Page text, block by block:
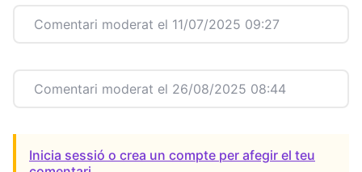
Comentari moderat el 11/07/2025 09:27
Comentari moderat el 26/08/2025 08:44
Inicia sessió o crea un compte per afegir el teu